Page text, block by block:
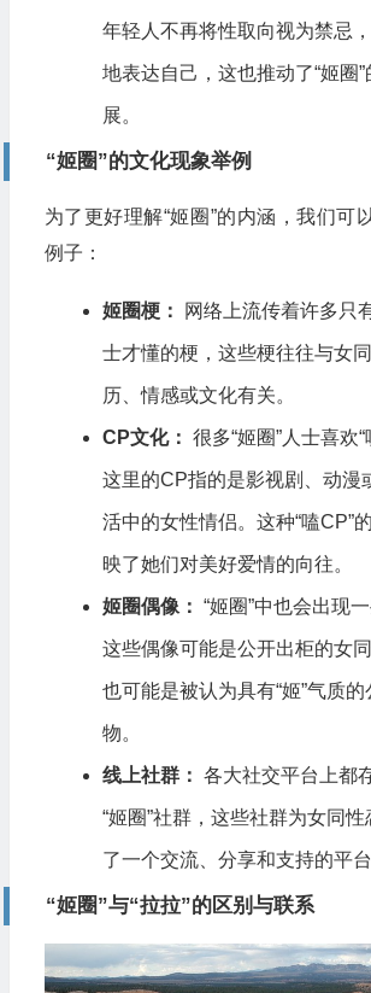
年轻人不再将性取向视为禁忌
地表达自己，这也推动了“姬圈
展。
“姬圈”的文化现象举例
为了更好理解“姬圈”的内涵，我们可
例子：
姬圈梗： 网络上流传着许多只
士才懂的梗，这些梗往往与女
历、情感或文化有关。
CP文化： 很多“姬圈”人士喜欢“
这里的CP指的是影视剧、动漫
活中的女性情侣。这种“嗑CP”
映了她们对美好爱情的向往。
姬圈偶像： “姬圈”中也会出现
这些偶像可能是公开出柜的女同
也可能是被认为具有“姬”气质的
物。
线上社群： 各大社交平台上都
“姬圈”社群，这些社群为女同
了一个交流、分享和支持的平台
“姬圈”与“拉拉”的区别与联系